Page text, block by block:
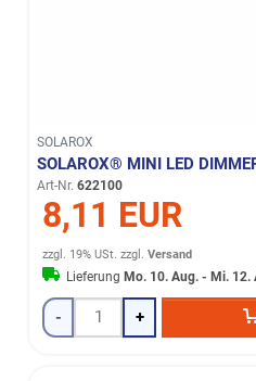
SOLAROX
SOLAROX® MINI LED
Art-Nr. 622100
8,11 EUR
zzgl. 19% USt. zzgl.Versand
LieferungMo. 10. Aug. - Mi. 12.
- +